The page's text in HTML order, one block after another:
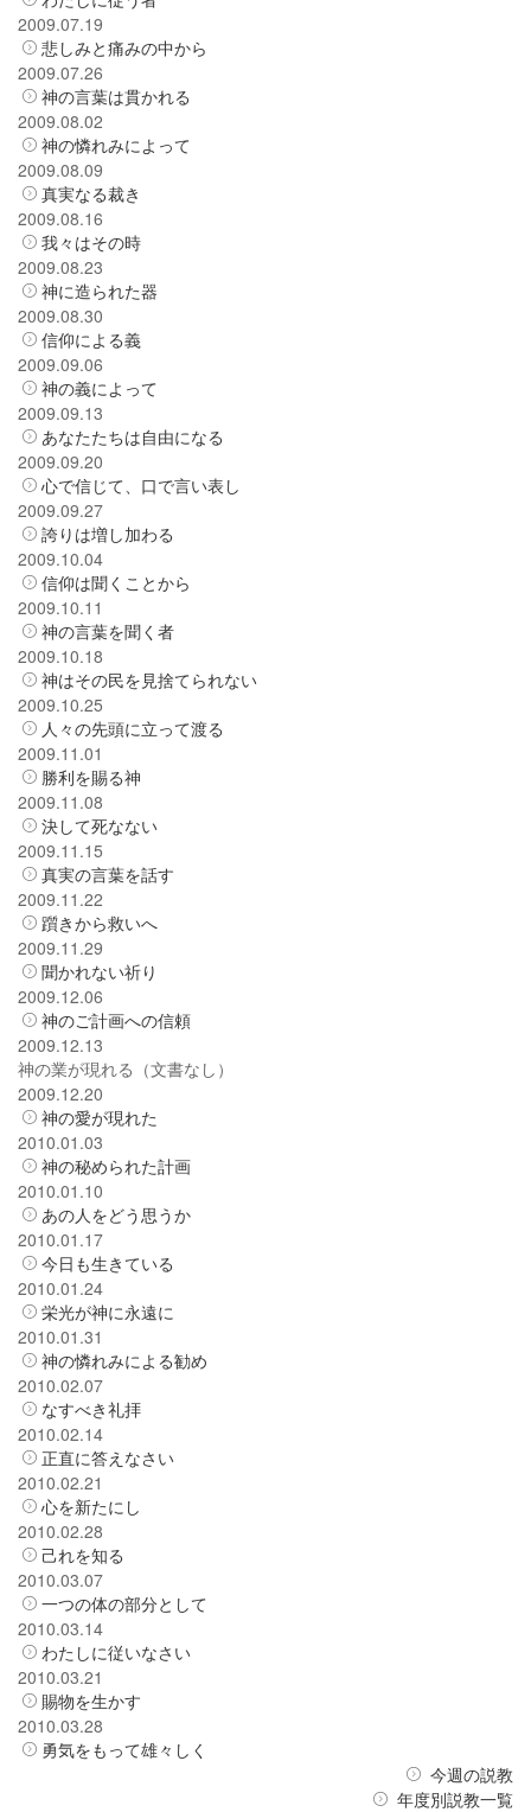
2009.07.19
悲しみと痛みの中から
2009.07.26
神の言葉は貫かれる
2009.08.02
神の憐れみによって
2009.08.09
真実なる裁き
2009.08.16
我々はその時
2009.08.23
神に造られた器
2009.08.30
信仰による義
2009.09.06
神の義によって
2009.09.13
あなたたちは自由になる
2009.09.20
心で信じて、口で言い表し
2009.09.27
誇りは増し加わる
2009.10.04
信仰は聞くことから
2009.10.11
神の言葉を聞く者
2009.10.18
神はその民を見捨てられない
2009.10.25
人々の先頭に立って渡る
2009.11.01
勝利を賜る神
2009.11.08
決して死なない
2009.11.15
真実の言葉を話す
2009.11.22
躓きから救いへ
2009.11.29
聞かれない祈り
2009.12.06
神のご計画への信頼
2009.12.13
神の業が現れる（文書なし）
2009.12.20
神の愛が現れた
2010.01.03
神の秘められた計画
2010.01.10
あの人をどう思うか
2010.01.17
今日も生きている
2010.01.24
栄光が神に永遠に
2010.01.31
神の憐れみによる勧め
2010.02.07
なすべき礼拝
2010.02.14
正直に答えなさい
2010.02.21
心を新たにし
2010.02.28
己れを知る
2010.03.07
一つの体の部分として
2010.03.14
わたしに従いなさい
2010.03.21
賜物を生かす
2010.03.28
勇気をもって雄々しく
今週の説教
年度別説教一覧